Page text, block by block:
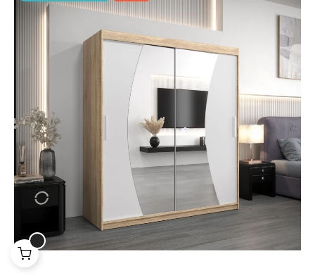
Lepšia funkcia, obsah na mieru a
ochrana súkromia
Tento web ukladá v súlade so zákonmi na vaše zariadenie
súbory cookies. Cookies súbory používame na personalizáciu
obsahu a reklám a tiež na analytické účely. Odsúhlaste prosím
ich nastavenia pre ďalšie používanie webu a taktiež pre využitie,
odovzdanie a zobrazenie cielenej reklamy na sociálnych a
reklamných sieťach vrátane ďalších webov. Viac o cookies.
Viac o cookies.
Prijať všetky súbory cookie